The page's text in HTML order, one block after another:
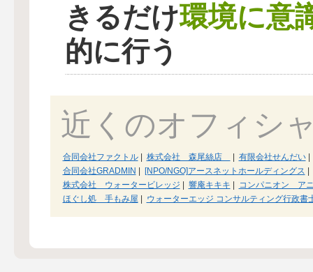
きるだけ環境に意
的に行う
近くのオフィシ
合同会社ファクトル| 株式会社 森尾絲店 有限会社せんだい|
合同会社GRADMIN
[NPO/NGO]アースネットホールディングス
株式会社 ウォータービレッジ
響庵キキキ
コンパニオン ア
ほぐし処 手もみ屋
ウォーターエッジ コンサルティング行政書